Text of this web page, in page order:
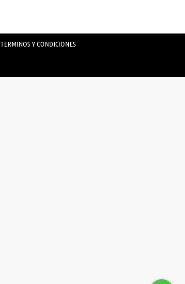
TERMINOS Y CONDICIONES